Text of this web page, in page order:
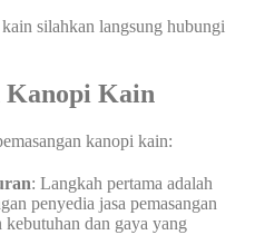
silahkan langsung hubungi
Kanopi Kain
kanopi kain:
: Langkah pertama adalah
penyedia jasa pemasangan
dan gaya yang